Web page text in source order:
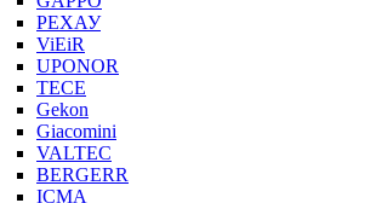
РЕХАУ
ViEiR
UPONOR
TECE
Gekon
Giacomini
VALTEC
BERGERR
ICMA